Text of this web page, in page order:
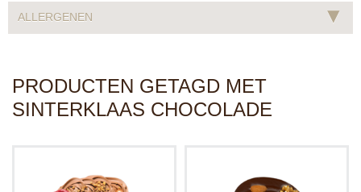
ALLERGENEN ▾
PRODUCTEN GETAGD MET
SINTERKLAAS CHOCOLADE